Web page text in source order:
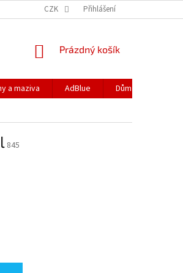
OCHRANY OSOBNÍCH ÚDAJŮ
CZK Přihlášení
NÁKUPNÍ
Prázdný košík
a maziva AdBlue
Dům a zahrada
845